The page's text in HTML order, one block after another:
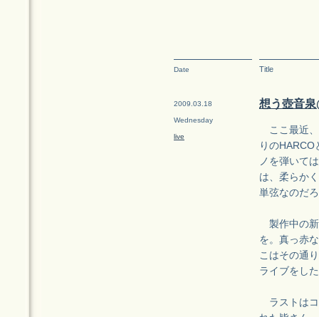
Date Title
2009.03.18
Wednesday
live
想う壺音
ここ最近、
りの
ノを弾いて
は、柔らか
単弦なのだ
製作中の新
を。真っ赤
こはその通
ライブをし
ラストはコ